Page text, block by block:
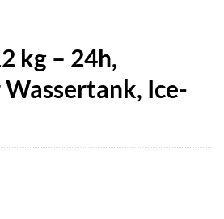
kg – 24h,
Ice-